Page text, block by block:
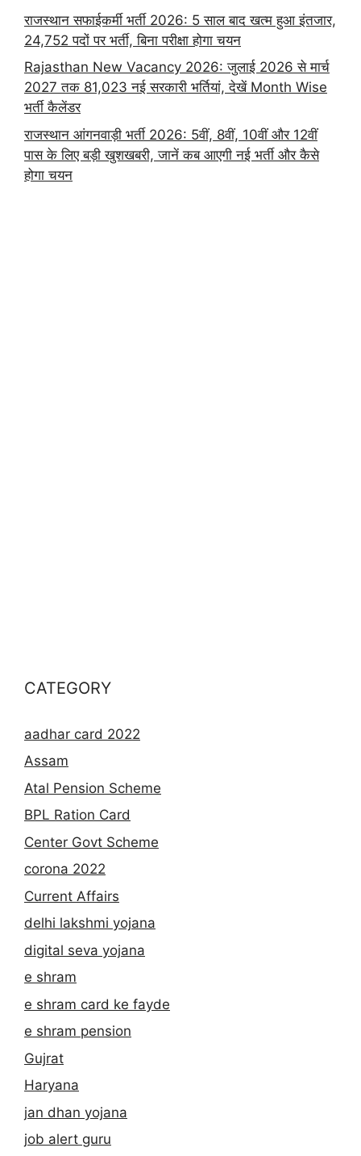
राजस्थान सफाईकर्मी भर्ती 2026: 5 साल बाद खत्म हुआ इंतजार,
24,752 पदों पर भर्ती, बिना परीक्षा होगा चयन
Rajasthan New Vacancy 2026: जुलाई 2026 से मार्च
2027 तक 81,023 नई सरकारी भर्तियां, देखें Month Wise
भर्ती कैलेंडर
राजस्थान आंगनवाड़ी भर्ती 2026: 5वीं, 8वीं, 10वीं और 12वीं
पास के लिए बड़ी खुशखबरी, जानें कब आएगी नई भर्ती और कैसे
होगा चयन
CATEGORY
aadhar card 2022
Assam
Atal Pension Scheme
BPL Ration Card
Center Govt Scheme
corona 2022
Current Affairs
delhi lakshmi yojana
digital seva yojana
e shram
e shram card ke fayde
e shram pension
Gujrat
Haryana
jan dhan yojana
job alert guru